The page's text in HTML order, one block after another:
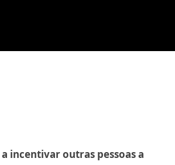
a incentivar outras pessoas a